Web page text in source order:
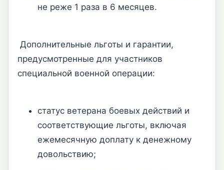
не реже 1 раза в 6 месяцев.
Дополнительные льготы и гарантии,
предусмотренные для участников
специальной военной операции:
статус ветерана боевых действий и
соответствующие льготы, включая
ежемесячную доплату к денежному
довольствию;